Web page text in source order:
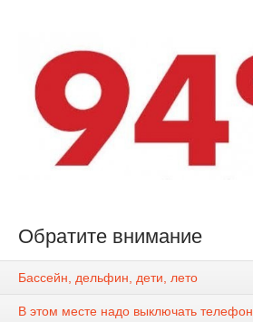
Обратите внимание
Бассейн, дельфин, дети, лето
В этом месте надо выключать телефон